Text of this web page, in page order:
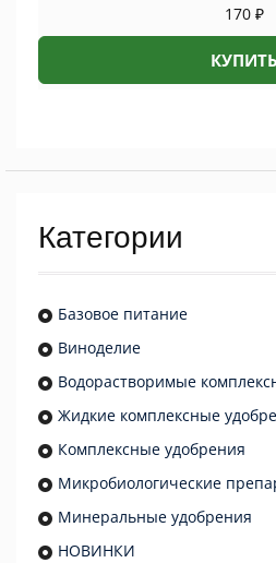
170 ₽
КУПИТЬ
Категории
Базовое питание
Виноделие
Водорастворимые
Жидкие комплексные
Комплексные удобрения
Микробиологические
Минеральные удобрения
НОВИНКИ